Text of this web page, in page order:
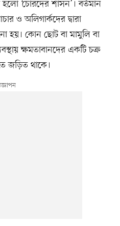
‘চোরদের শাসন’। বর্তমান
ও অলিগার্কদের দ্বারা
হয়। কোন ছোট বা মামুলি বা
ক্ষমতাবানদের একটি চক্র
জড়িত থাকে।